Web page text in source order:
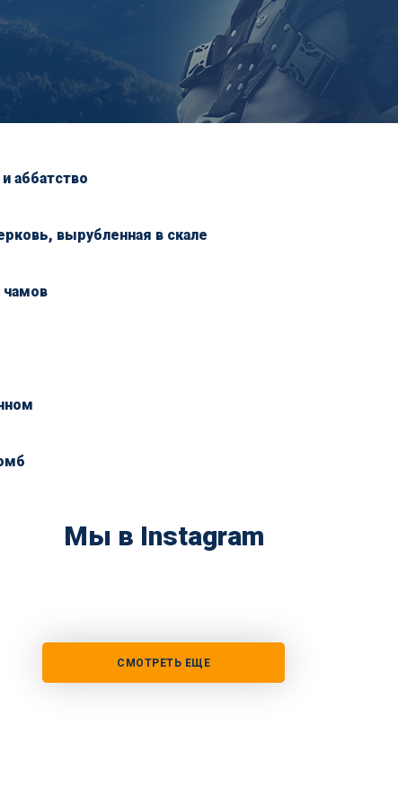
аббатство
вырубленная в скале
чамов
Мы в Instagram
СМОТРЕТЬ ЕЩЕ